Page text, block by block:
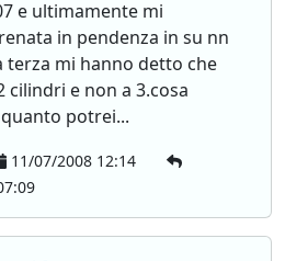
e ultimamente mi
in pendenza in su nn
terza mi hanno detto che
cilindri e non a 3.cosa
potrei...
11/07/2008 12:14